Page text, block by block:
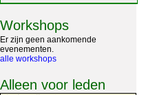
Workshops
Er zijn geen aankomende
evenementen.
alle workshops
Alleen voor leden